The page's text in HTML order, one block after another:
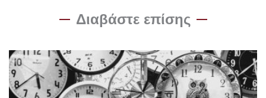
Διαβάστε επίσης